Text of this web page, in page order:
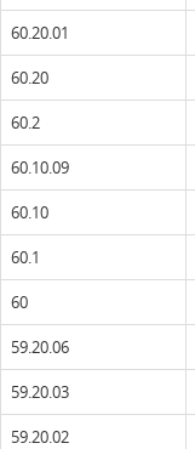
60.20.01
60.20
60.2
60.10.09
60.10
60.1
60
59.20.06
59.20.03
59.20.02